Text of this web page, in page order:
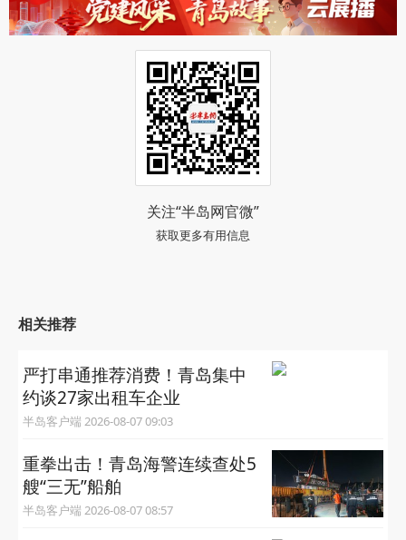
关注“半岛网官微”
获取更多有用信息
相关推荐
严打串通推荐消费！青岛集中
约谈27家出租车企业
半岛客户端 2026-08-07 09:03
重拳出击！青岛海警连续查处5
艘“三无”船舶
半岛客户端 2026-08-07 08:57